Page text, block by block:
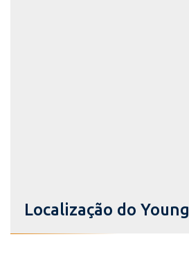
Localização do Young